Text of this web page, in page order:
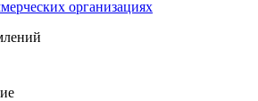
организациях